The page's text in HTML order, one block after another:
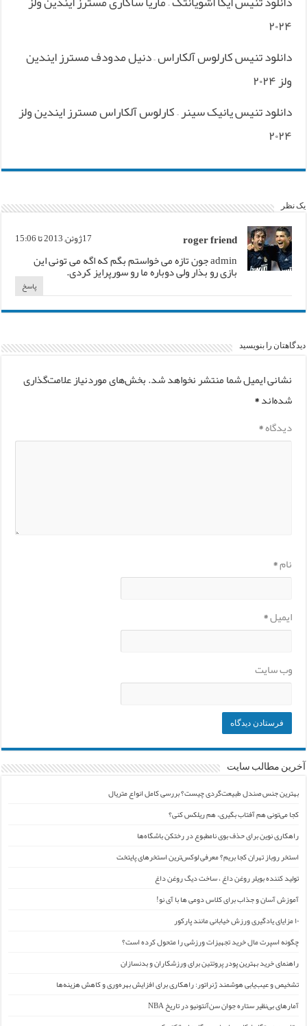
۲۰۲۴
دانلود تنیس کارلوس آلکاراس – دنیل مدودف مسترز ایندین
ولز ۲۰۲۴
دانلود تنیس یانیک سینر – کارلوس آلکاراس مسترز ایندین ولز
۲۰۲۴
یک نظر
roger friend 17ژوئن, 2013 تا 15:06
admin جون تازه می خواستم بگم که اگه می تونی این
بازی رو بذار ولی دوباره ما رو سورپرایز کردی.
پاسخ
دیدگاهتان را بنویسید
نشانی ایمیل شما منتشر نخواهد شد.بخش‌های موردنیاز علامت‌گذاری
شده‌اند*
دیدگاه*
نام*
ایمیل*
وب‌ سایت
آخرین مطالب سایت
بهترین جنس صندل طبیعت‌گردی چیست؟ بررسی کامل انواع متریال
کجا می‌تونی هم آفتاب بگیری، هم ریلکس کنی؟
راهکاری نوین برای حذف بوی نامطبوع در رختکن باشگاه‌ها
استخر روباز تهران کجا بریم؟ معرفی لوکس‌ترین استخرهای پایتخت
تولید کننده بویلر روغن داغ ، ساخت دیگ روغن داغ
آموزش آسان و جذاب برای کلاس دومی ها با آی نو!
۱۰ مزایای یادگیری ورزش خیابانی مانند پارکور
چگونه اسپرت مال خرید تجهیزات ورزشی را متحول کرده است؟
راهنمای خرید بهترین پودر پروتئین برای ورزشکاران و بدنسازان
تشخیص و عیب‌یابی هوشمند ژنراتور: راهکاری برای افزایش بهره‌وری و کاهش هزینه‌ها
آمارهای بی‌نظیر ستاره جوان سن‌آنتونیو در تاریخ NBA